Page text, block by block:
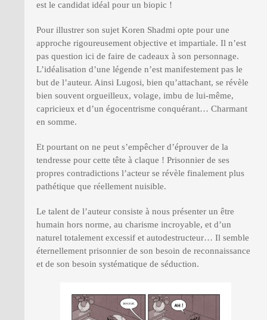
est le candidat idéal pour un biopic !
Pour illustrer son sujet Koren Shadmi opte pour une
approche rigoureusement objective et impartiale. Il n’est
pas question ici de faire de cadeaux à son personnage.
L’idéalisation d’une légende n’est manifestement pas le
but de l’auteur. Ainsi Lugosi, bien qu’attachant, se révèle
bien souvent orgueilleux, volage, imbu de lui-même,
capricieux et d’un égocentrisme conquérant… Charmant
en somme.
Et pourtant on ne peut s’empêcher d’éprouver de la
tendresse pour cette tête à claque ! Prisonnier de ses
propres contradictions l’acteur se révèle finalement plus
pathétique que réellement nuisible.
Le talent de l’auteur consiste à nous présenter un être
humain hors norme, au charisme incroyable, et d’un
naturel totalement excessif et autodestructeur… Il semble
éternellement prisonnier de son besoin de reconnaissance
et de son besoin systématique de séduction.